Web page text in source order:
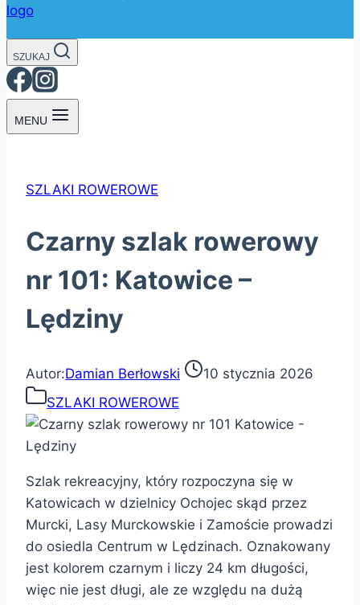
SZUKAJ
MENU
SZLAKI ROWEROWE
Czarny szlak rowerowy
nr 101: Katowice –
Lędziny
Autor:Damian Berłowski
10 stycznia 2026
SZLAKI ROWEROWE
Szlak rekreacyjny, który rozpoczyna się w
Katowicach w dzielnicy Ochojec skąd przez
Murcki, Lasy Murckowskie i Zamoście prowadzi
do osiedla Centrum w Lędzinach. Oznakowany
jest kolorem czarnym i liczy 24 km długości,
więc nie jest długi, ale ze względu na dużą